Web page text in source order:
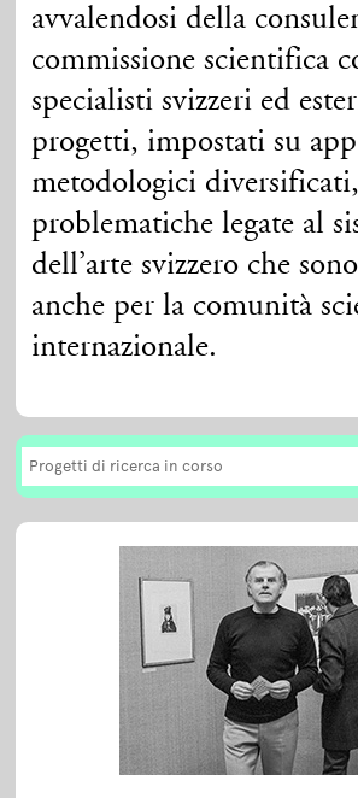
avvalendosi della
commissione scientifica
specialisti svizzeri ed
progetti, impostati su
metodologici
problematiche legate al
dell’arte svizzero che
anche per la comunità
internazionale.
Progetti di ricerca in corso